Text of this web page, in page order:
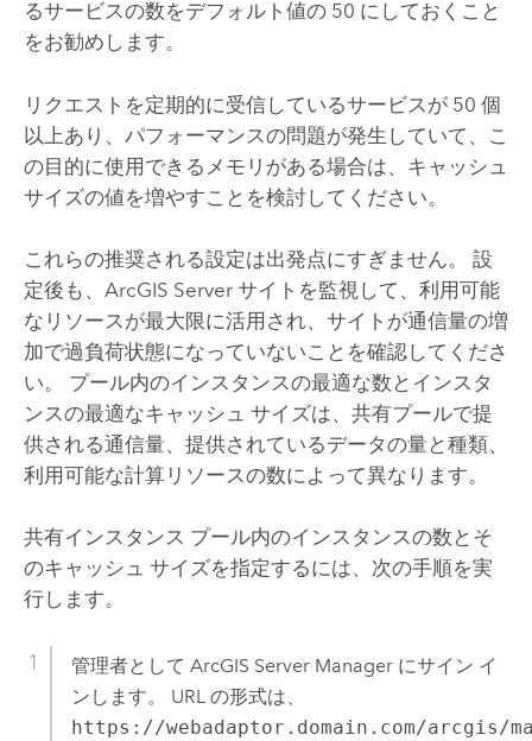
るサービスの数をデフォルト値の 50 にしておくこと
をお勧めします。
リクエストを定期的に受信しているサービスが 50 個
以上あり、パフォーマンスの問題が発生していて、こ
の目的に使用できるメモリがある場合は、キャッシュ
サイズの値を増やすことを検討してください。
これらの推奨される設定は出発点にすぎません。 設
定後も、 ArcGIS Serverサイトを監視して、利用可能
なリソースが最大限に活用され、サイトが通信量の増
加で過負荷状態になっていないことを確認してくださ
い。 プール内のインスタンスの最適な数とインスタ
ンスの最適なキャッシュ サイズは、共有プールで提
供される通信量、提供されているデータの量と種類、
利用可能な計算リソースの数によって異なります。
共有インスタンス プール内のインスタンスの数とそ
のキャッシュ サイズを指定するには、次の手順を実
行します。
管理者として ArcGIS Server Managerにサイン イ
ンします。 URL の形式は、
https://webadaptor.domain.com/arcgis/